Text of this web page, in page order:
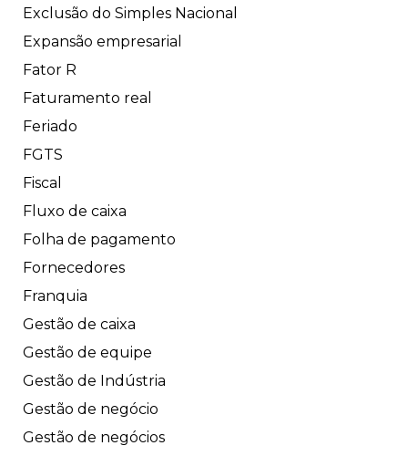
Exclusão do Simples Nacional
Expansão empresarial
Fator R
Faturamento real
Feriado
FGTS
Fiscal
Fluxo de caixa
Folha de pagamento
Fornecedores
Franquia
Gestão de caixa
Gestão de equipe
Gestão de Indústria
Gestão de negócio
Gestão de negócios